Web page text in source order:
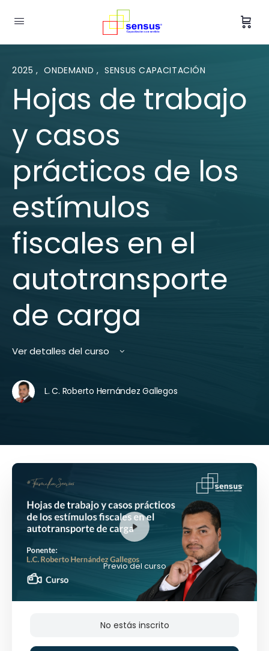
2025, ONDEMAND , SENSUS CAPACITACIÓN
Hojas de trabajo
y casos
prácticos de los
estímulos
fiscales en el
autotransporte
de carga
Ver detalles del curso
L. C. Roberto Hernández Gallegos
Previo del curso
No estás inscrito